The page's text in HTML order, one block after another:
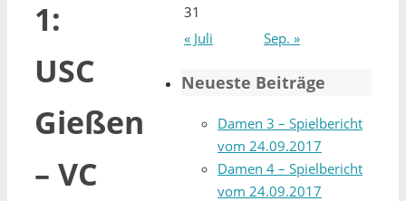
1:
USC
Gießen
– VC
31
« Juli
Sep. »
Neueste Beiträge
Damen 3 – Spielbericht
vom 24.09.2017
Damen 4 – Spielbericht
vom 24.09.2017